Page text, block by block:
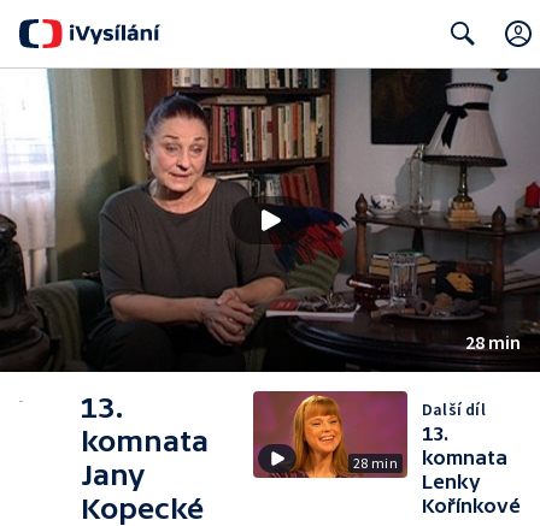
Search
28 min
13.
komnata
Jany
Kopecké
28 min
Další díl
13.
komnata
Lenky
Kořínkové